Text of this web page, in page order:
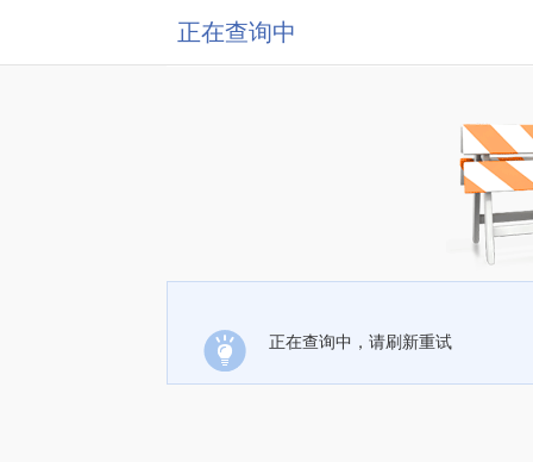
正在查询中
正在查询中，请刷新重试